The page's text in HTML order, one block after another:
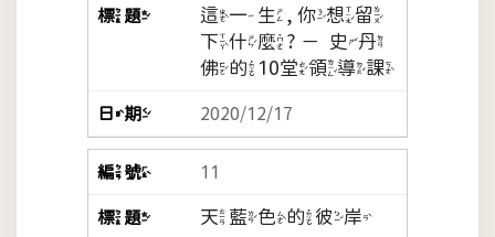
這一生, 你想留
下什麼? －史丹
佛的10堂領導課
2020/12/17
11
天藍色的彼岸